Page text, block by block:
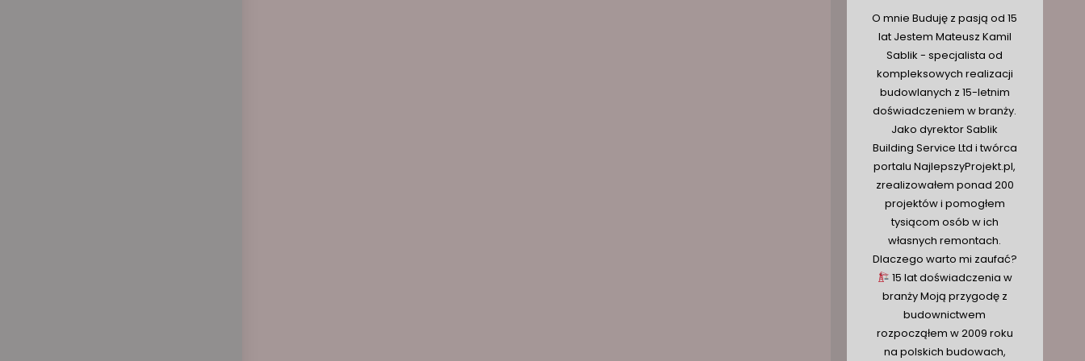
O mnie Buduję z pasją od 15
lat Jestem Mateusz Kamil
Sablik - specjalista od
kompleksowych realizacji
budowlanych z 15-letnim
doświadczeniem w branży.
Jako dyrektor Sablik
Building Service Ltd i twórca
portalu NajlepszyProjekt.pl,
zrealizowałem ponad 200
projektów i pomogłem
tysiącom osób w ich
własnych remontach.
Dlaczego warto mi zaufać?
15 lat doświadczenia w
branży Moją przygodę z
budownictwem
rozpocząłem w 2009 roku
na polskich budowach,